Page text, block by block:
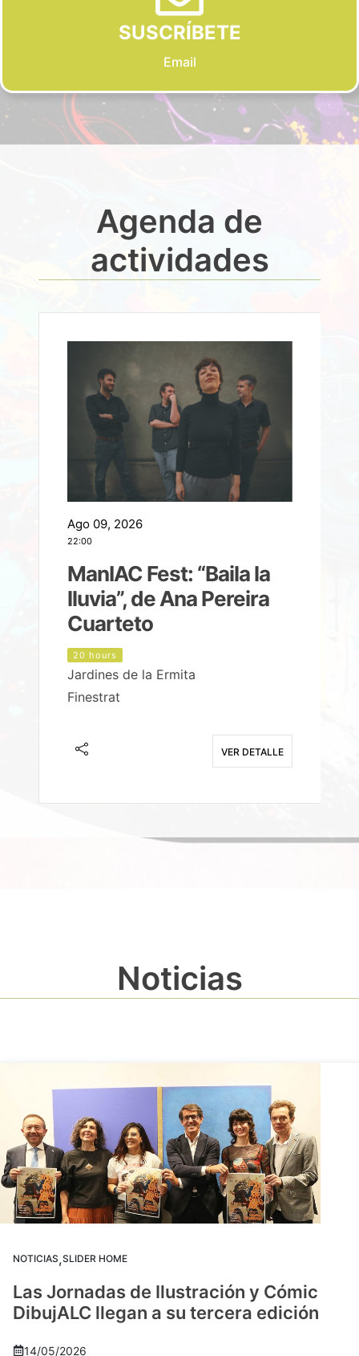
SUSCRÍBETE
Email
Agenda de
actividades
Ago 09, 2026
22:00
ManIAC Fest: “Baila la
lluvia”, de Ana Pereira
Cuarteto
20 hours
Jardines de la Ermita
Finestrat
VER DETALLE
Noticias
NOTICIAS,SLIDER HOME
Las Jornadas de Ilustración y Cómic
DibujALC llegan a su tercera edición
14/05/2026